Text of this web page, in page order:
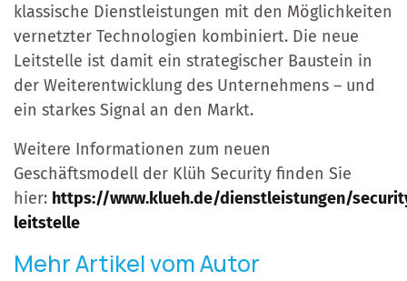
klassische Dienstleistungen mit den Möglichkeiten
vernetzter Technologien kombiniert. Die neue
Leitstelle ist damit ein strategischer Baustein in
der Weiterentwicklung des Unternehmens – und
ein starkes Signal an den Markt.
Weitere Informationen zum neuen
Geschäftsmodell der Klüh Security finden Sie
hier: https://www.klueh.de/dienstleistungen/
leitstelle
Mehr Artikel vom Autor